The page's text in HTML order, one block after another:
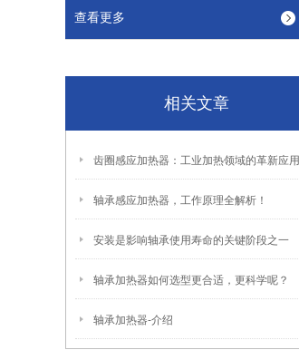
查看更多
相关文章
齿圈感应加热器：工业加热领域的革新应用
轴承感应加热器，工作原理全解析！
安装是影响轴承使用寿命的关键阶段之一
轴承加热器如何选型更合适，更科学呢？
轴承加热器-介绍